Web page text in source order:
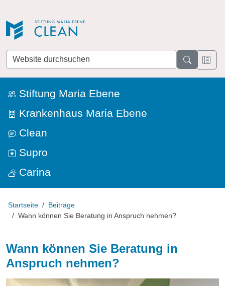
Website
durchsuchen
Stiftung Maria Ebene
Krankenhaus Maria Ebene
Clean
Supro
Carina
Startseite
Beiträge
Wann können Sie Beratung in Anspruch nehmen?
Wann können Sie Beratung in
Anspruch nehmen?